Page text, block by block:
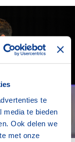
te
media te bieden
Ook delen we
met onze